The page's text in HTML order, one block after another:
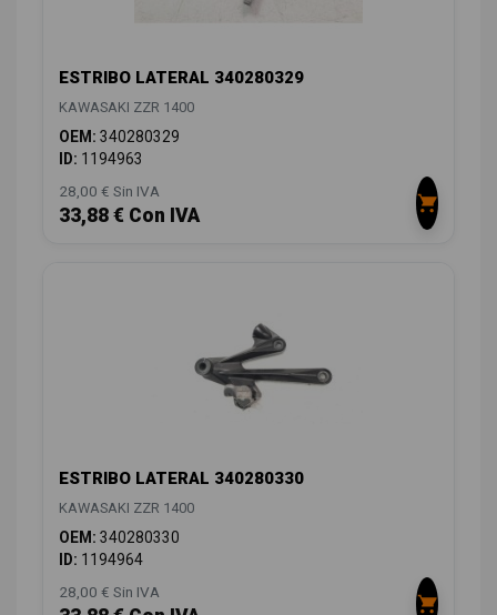
ESTRIBO LATERAL 340280329
KAWASAKI ZZR 1400
OEM: 340280329
ID: 1194963
28,00 € Sin IVA
33,88 € Con IVA
ESTRIBO LATERAL 340280330
KAWASAKI ZZR 1400
OEM: 340280330
ID: 1194964
28,00 € Sin IVA